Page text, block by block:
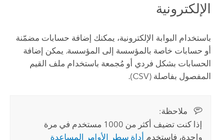
الإلكترونية
باستخدام البوابة الإلكترونية، يمكنك إضافة حسابات مضمّنة
أو حسابات خاصة بالمؤسسة إلى المؤسسة. يمكن إضافة
الحسابات بشكل فردي أو مُجمعة باستخدام ملف القيم
المفصول بفاصلة (CSV).
ملاحظة:‏
إذا كنت تضيف أكثر من 1000 مستخدم في مرة
واحدة، فاستخدم أداة سطر الأوامر المساعدة